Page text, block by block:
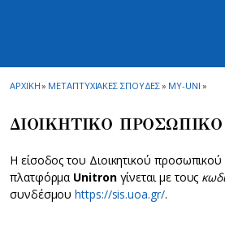
ΑΡΧΙΚΗ» ΜΕΤΑΠΤΥΧΙΑΚΕΣ ΣΠΟΥΔΕΣ» MY-UNI »
ΔΙΟΙΚΗΤΙΚΟ ΠΡΟΣΩΠΙΚΟ
Η είσοδος του Διοικητικού προσωπικού
πλατφόρμα Unitronγίνεται με τους
συνδέσμουhttps://sis.uoa.gr/.